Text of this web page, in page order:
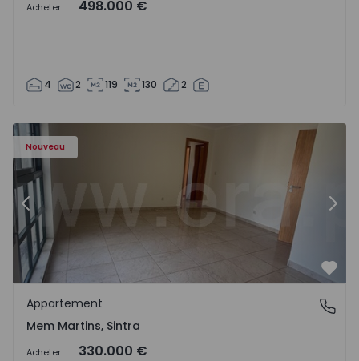
Acheter 498.000 €
4 2 119 130 2
Nouveau
- 15
Appartement T3 Sintra, Algueirão-Mem Martins -
Précédent
Mem Martins, Sintra
Appartement
Mem Martins, Sintra
Acheter 330.000 €